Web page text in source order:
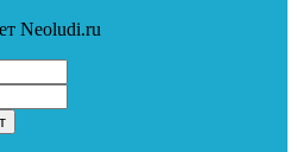
Neoludi.ru